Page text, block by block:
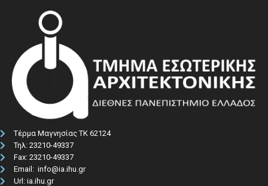
Τέρμα Μαγνησίας ΤΚ 62124
Τηλ: 23210-49337​
Fax: 23210-49337
Email: info@ia.ihu.gr
Url: ia.ihu.gr